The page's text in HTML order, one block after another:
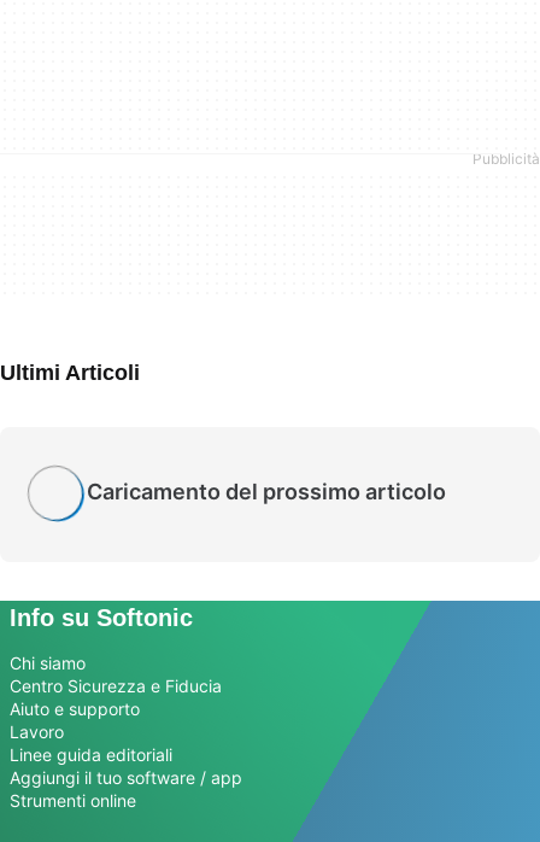
Ultimi Articoli
Caricamento del prossimo articolo
Info su Softonic
Chi siamo
Centro Sicurezza e Fiducia
Aiuto e supporto
Lavoro
Linee guida editoriali
Aggiungi il tuo software / app
Strumenti online